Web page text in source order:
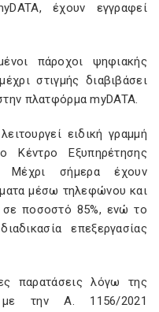
έχουν εγγραφεί
πάροχοι ψηφιακής
στιγμής διαβιβάσει
πλατφόρμα myDATA.
ειδική γραμμή
Κέντρο Εξυπηρέτησης
Μέχρι σήμερα έχουν
μέσω τηλεφώνου και
σε ποσοστό 85%, ενώ το
επεξεργασίας
παρατάσεις λόγω της
με την Α. 1156/2021